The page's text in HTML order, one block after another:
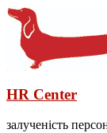
HR Center
залученість